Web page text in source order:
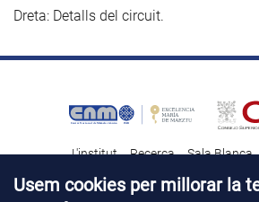
Dreta: Detalls del circuit.
L'institut Recerca Sala Blanca
Transferència tecnològica
Notícies &
Usem cookies per millorar la